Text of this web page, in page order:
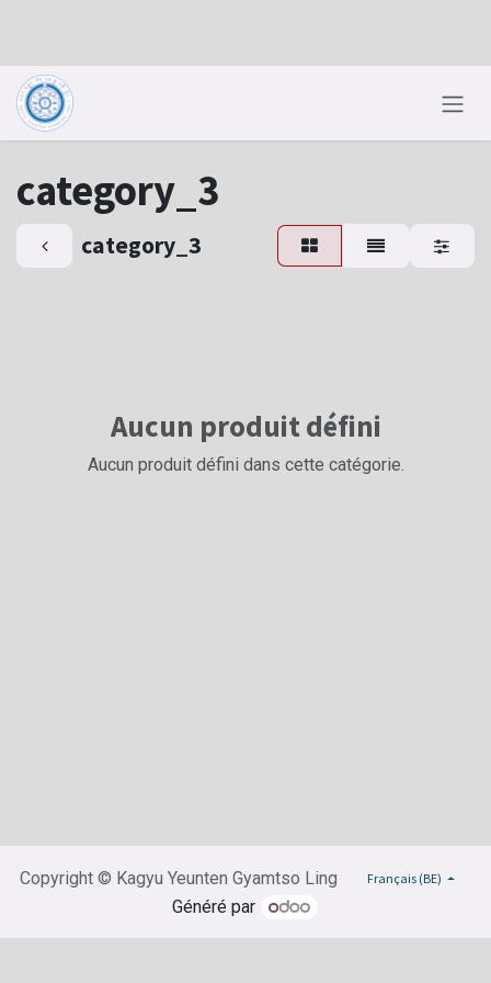
Se rendre au contenu
category_3
category_3
Aucun produit défini
Aucun produit défini dans cette catégorie.
Copyright © Kagyu Yeunten Gyamtso Ling Français (BE)
Généré par